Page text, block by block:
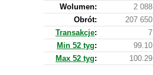
Wolumen:
2 088
Obrót:
207 650
Transakcje:
7
Min 52 tyg:
99.10
Max 52 tyg: 100.29